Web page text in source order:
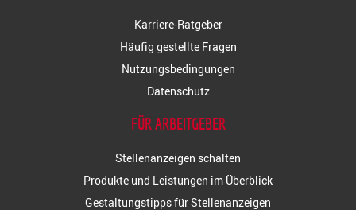
Karriere-Ratgeber
Häufig gestellte Fragen
Nutzungsbedingungen
Datenschutz
FÜR ARBEITGEBER
Stellenanzeigen schalten
Produkte und Leistungen im Überblick
Gestaltungstipps für Stellenanzeigen